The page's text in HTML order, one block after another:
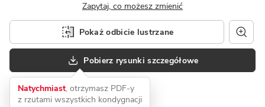
Zapytaj, co możesz zmienić
Pokaż odbicie lustrzane
Pobierz rysunki szczegółowe
Natychmiast, otrzymasz PDF-y
z rzutami wszystkich kondygnacji